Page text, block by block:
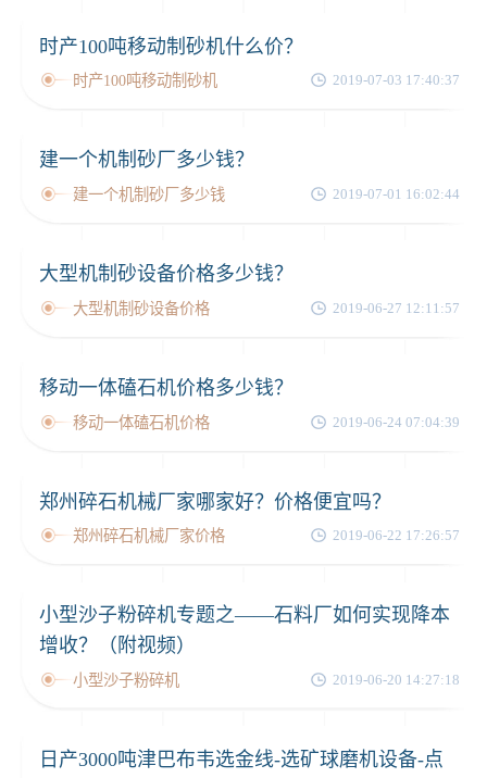
时产100吨移动制砂机什么价？
时产100吨移动制砂机 2019-07-03 17:40:37
建一个机制砂厂多少钱？
建一个机制砂厂多少钱 2019-07-01 16:02:44
大型机制砂设备价格多少钱？
大型机制砂设备价格 2019-06-27 12:11:57
移动一体磕石机价格多少钱？
移动一体磕石机价格 2019-06-24 07:04:39
郑州碎石机械厂家哪家好？价格便宜吗？
郑州碎石机械厂家价格 2019-06-22 17:26:57
小型沙子粉碎机专题之——石料厂如何实现降本
增收？（附视频）
小型沙子粉碎机 2019-06-20 14:27:18
日产3000吨津巴布韦选金线-选矿球磨机设备-点